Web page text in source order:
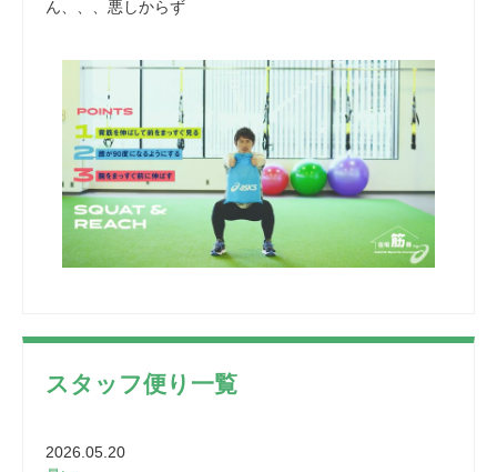
ん、、、悪しからず
スタッフ便り一覧
2026.05.20